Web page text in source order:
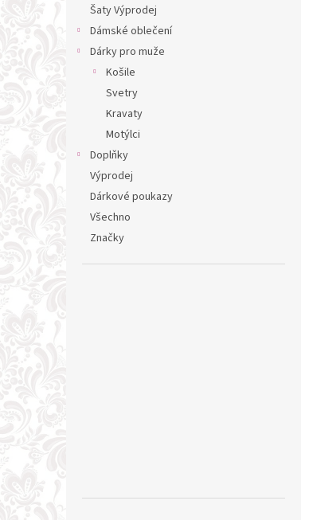
Šaty Výprodej
Dámské oblečení
Dárky pro muže
Košile
Svetry
Kravaty
Motýlci
Doplňky
Výprodej
Dárkové poukazy
Všechno
Značky